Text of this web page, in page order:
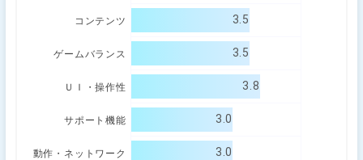
コンテンツ 3.5
ゲームバランス 3.5
ＵＩ・操作性 3.8
サポート機能 3.0
動作・ネットワーク 3.0